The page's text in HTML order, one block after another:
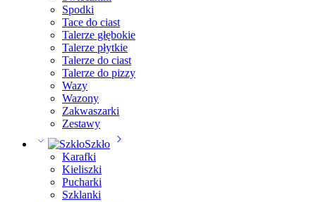
Spodki
Tace do ciast
Talerze głębokie
Talerze płytkie
Talerze do ciast
Talerze do pizzy
Wazy
Wazony
Zakwaszarki
Zestawy
Szkło
Karafki
Kieliszki
Pucharki
Szklanki